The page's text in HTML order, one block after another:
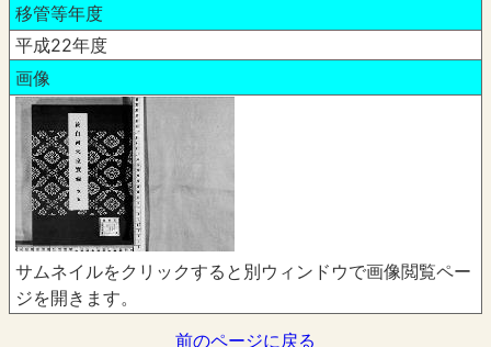
移管等年度
平成22年度
画像
サムネイルをクリックすると別ウィンドウで画像閲覧ペー
ジを開きます。
前のページに戻る